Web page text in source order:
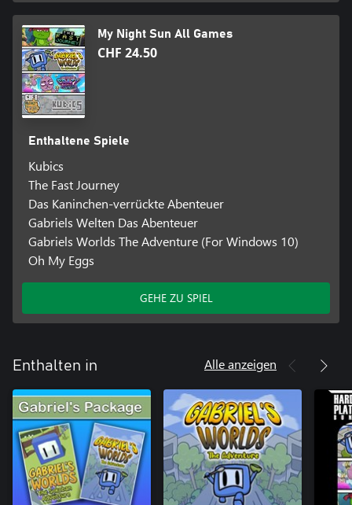
My Night Sun All Games
CHF 24.50
Enthaltene Spiele
Kubics
The Fast Journey
Das Kaninchen-verrückte Abenteuer
Gabriels Welten Das Abenteuer
Gabriels Worlds The Adventure (For Windows 10)
Oh My Eggs
GEHE ZU SPIEL
Enthalten in Alle anzeigen